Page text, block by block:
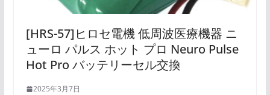
[HRS-57]ヒロセ電機 低周波医療機器 ニ
ューロ パルス ホット プロ Neuro Pulse
Hot Pro バッテリーセル交換
2025年3月7日